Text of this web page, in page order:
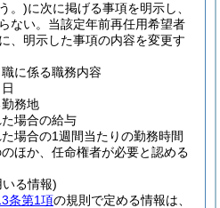
。)に次に掲げる事項を明示し、
ない。 当該定年前再任用希望者
、明示した事項の内容を変更す
に係る職務内容
務地
場合の給与
場合の1週間当たりの勤務時間
ほか、任命権者が必要と認める
る情報)
条第1項の規則で定める情報は、